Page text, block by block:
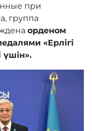
при
группа
орденом
«Ерлігі
үшін».